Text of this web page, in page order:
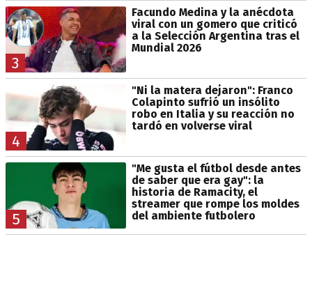
3
Facundo Medina y la anécdota
viral con un gomero que criticó
a la Selección Argentina tras el
Mundial 2026
4
"Ni la matera dejaron": Franco
Colapinto sufrió un insólito
robo en Italia y su reacción no
tardó en volverse viral
5
"Me gusta el fútbol desde antes
de saber que era gay": la
historia de Ramacity, el
streamer que rompe los moldes
del ambiente futbolero